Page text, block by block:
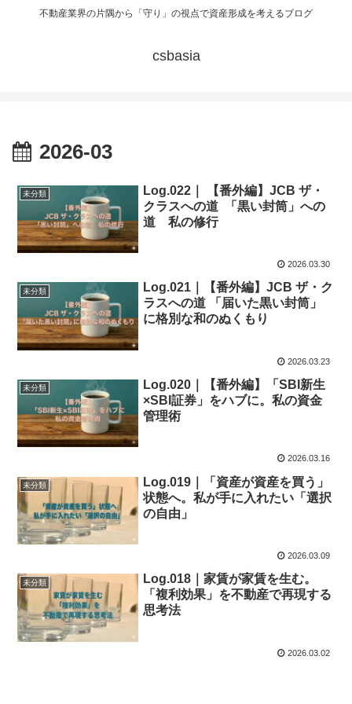
不動産業界の片隅から「守り」の視点で資産形成を考えるブログ
csbasia
2026-03
未分類
Log.022｜ 【番外編】JCB ザ・
クラスへの道 「黒い封筒」への
道 私の修行
2026.03.30
未分類
Log.021｜【番外編】JCB ザ・ク
ラスへの道 「届いた黒い封筒」
に格別な和のぬくもり
2026.03.23
未分類
Log.020｜【番外編】「SBI新生
×SBI証券」をハブに。私の資金
管理術
2026.03.16
未分類
Log.019｜「資産が資産を買う」
状態へ。私が手に入れたい「選択
の自由」
2026.03.09
未分類
Log.018｜家賃が家賃を生む。
「複利効果」を不動産で再現する
思考法
2026.03.02